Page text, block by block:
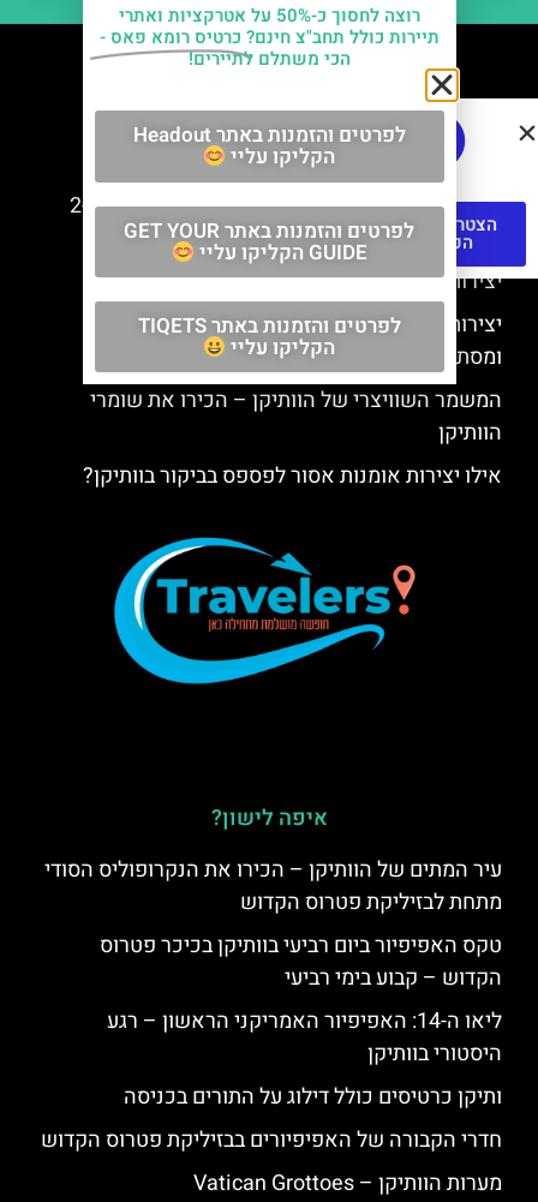
חשוב לדעת
למה קוראים לוותיקן – ותיקן? מה פירוש השם?
כתב יד ותיקן – אוצרות היהדות בוותיקן נמצאים ב-2
כתבי יד עתיקים
יצירות של רפאל בוותיקן
יצירות של דה וינצ'י בוותיקן? יש רק אחת סודית
ומסתורית
המשמר השוויצרי של הוותיקן – הכירו את שומרי
הוותיקן
אילו יצירות אומנות אסור לפספס בביקור בוותיקן?
איפה לישון?
עיר המתים של הוותיקן – הכירו את הנקרופוליס הסודי
מתחת לבזיליקת פטרוס הקדוש
טקס האפיפיור ביום רביעי בוותיקן בכיכר פטרוס
הקדוש – קבוע בימי רביעי
ליאו ה-14: האפיפיור האמריקני הראשון – רגע
היסטורי בוותיקן
ותיקן כרטיסים כולל דילוג על התורים בכניסה
חדרי הקבורה של האפיפיורים בבזיליקת פטרוס הקדוש
מערות הוותיקן – Vatican Grottoes
הצטרפו לקבוצת
הפייסבוק
רוצה לחסוך כ-50% על אטרקציות ואתרי
תיירות כולל תחב"צ חינם? כרטיס רומא פאס -
הכי משתלם לתיירים!
לפרטים והזמנות באתר Headout
הקליקו עליי
לפרטים והזמנות באתר GET YOUR
GUIDE הקליקו עליי
לפרטים והזמנות באתר TIQETS
הקליקו עליי